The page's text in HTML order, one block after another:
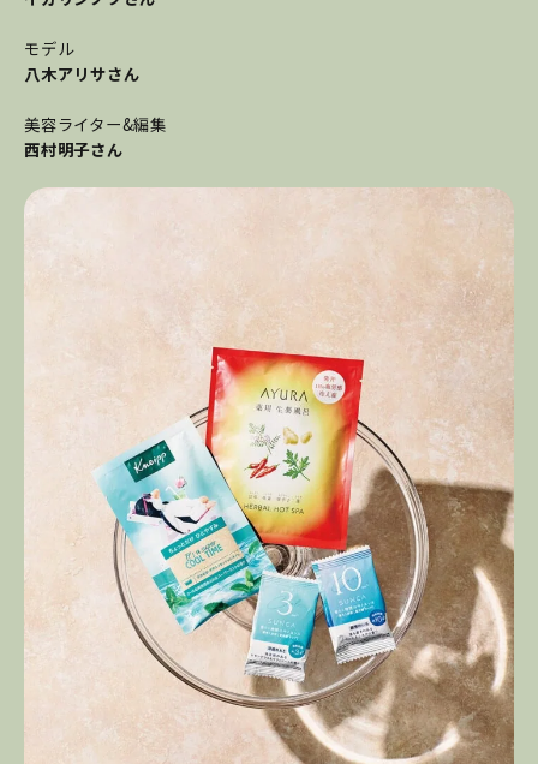
モデル
八木アリサさん
美容ライター&編集
西村明子さん